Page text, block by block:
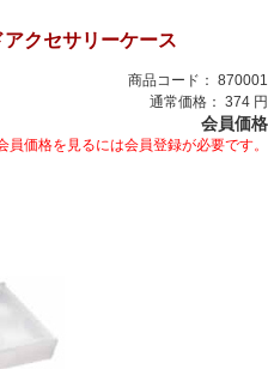
クセサリーケース
商品コード： 870001
通常価格： 374 円
会員価格
員価格を見るには会員登録が必要です。